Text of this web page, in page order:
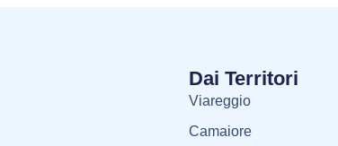
Dai Territori
Viareggio
Camaiore